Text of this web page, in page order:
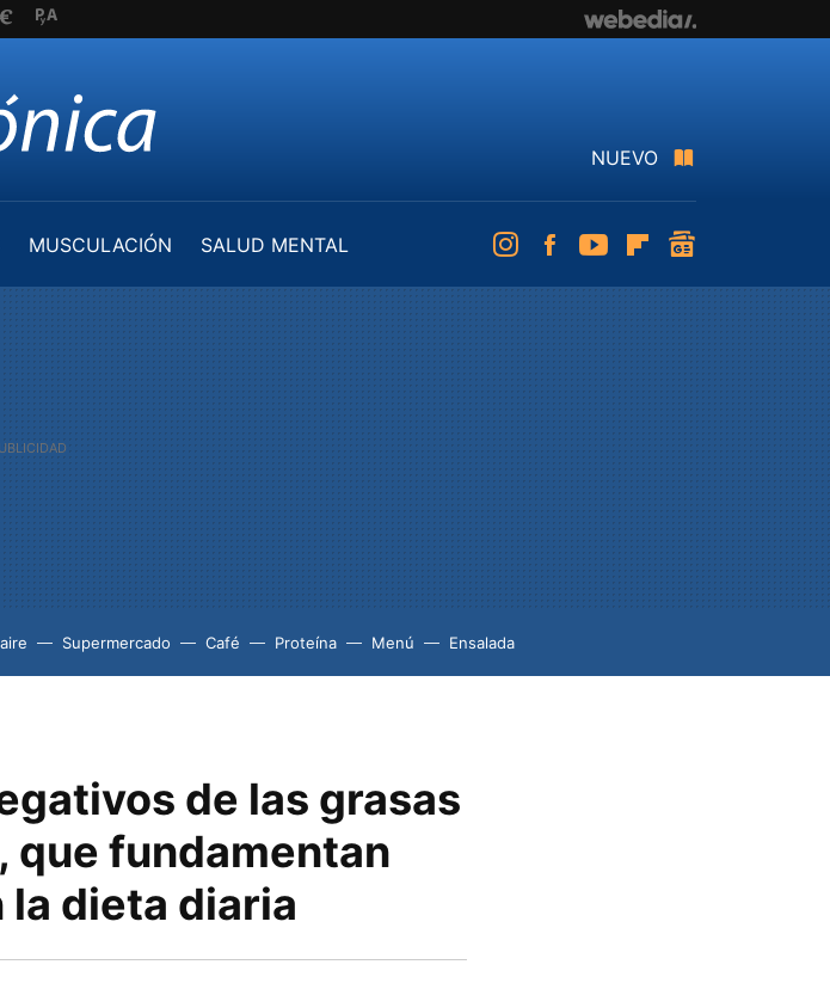
NUEVO
MUSCULACIÓN
SALUD MENTAL
InstagramFacebookYoutubeFlipboard
Supermercado Café Proteína Menú Ensalada
de las grasas
que fundamentan
la dieta diaria